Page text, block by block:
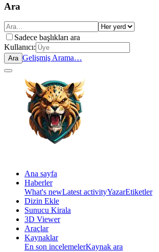
Ara
Sadece başlıkları ara
Kullanıcı:
Ara Gelişmiş Arama…
Ana sayfa
Haberler
What's newLatest activityYazarEtiketler
Dizin Ekle
Sunucu Kirala
3D Viewer
Araçlar
Kaynaklar
En son incelemelerKaynak ara